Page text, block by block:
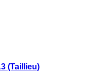
(Taillieu)